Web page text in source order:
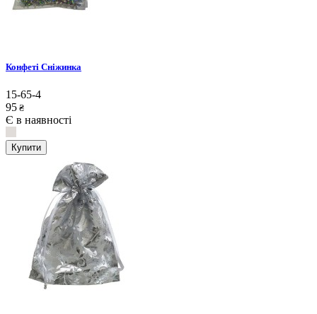
Конфеті Сніжинка
15-65-4
95 ₴
Є в наявності
Купити